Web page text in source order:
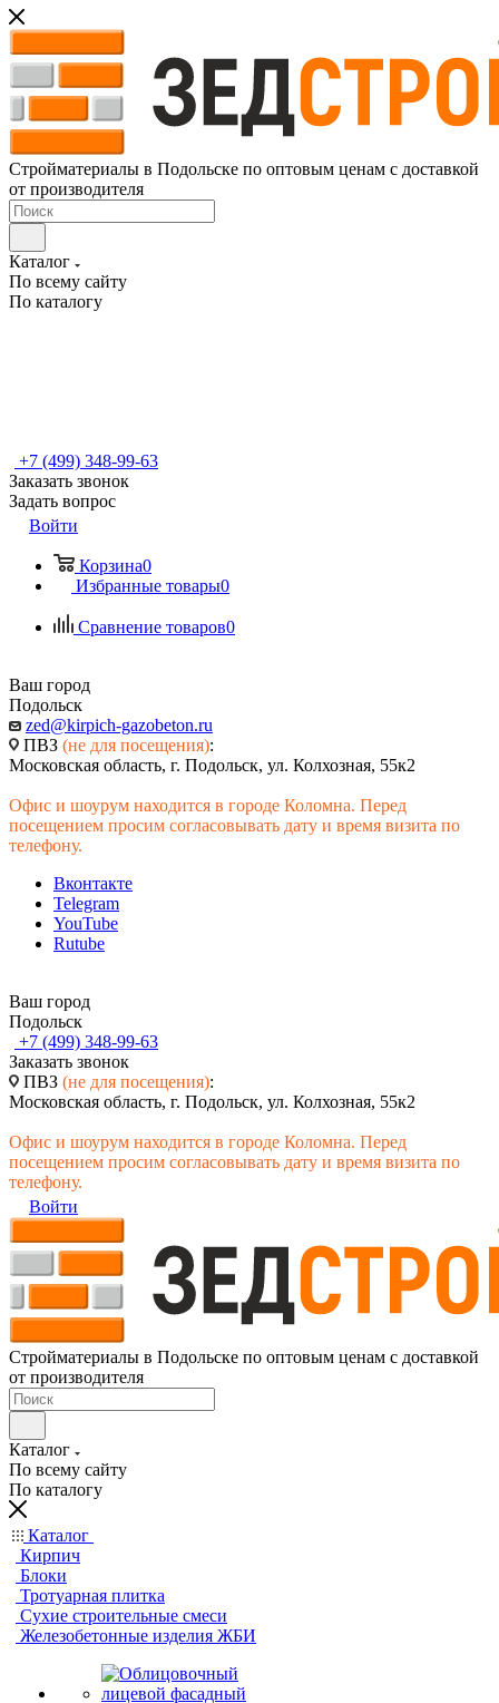
Стройматериалы в Подольске по оптовым ценам с доставкой
от производителя
Каталог
По всему сайту
По каталогу
+7 (499) 348-99-63
Заказать звонок
Задать вопрос
Войти
Корзина0
Избранные товары0
Сравнение товаров0
Ваш город
Подольск
zed@kirpich-gazobeton.ru
ПВЗ (не для посещения):
Московская область, г. Подольск, ул. Колхозная, 55к2
Офис и шоурум находится в городе Коломна. Перед
посещением просим согласовывать дату и время визита по
телефону.
Вконтакте
Telegram
YouTube
Rutube
Ваш город
Подольск
+7 (499) 348-99-63
Заказать звонок
ПВЗ (не для посещения):
Московская область, г. Подольск, ул. Колхозная, 55к2
Офис и шоурум находится в городе Коломна. Перед
посещением просим согласовывать дату и время визита по
телефону.
Войти
Стройматериалы в Подольске по оптовым ценам с доставкой
от производителя
Каталог
По всему сайту
По каталогу
Каталог
Кирпич
Блоки
Тротуарная плитка
Сухие строительные смеси
Железобетонные изделия ЖБИ